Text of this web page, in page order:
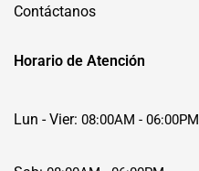
Contáctanos
Horario de Atención
Lun - Vier: 08:00AM - 06:00PM